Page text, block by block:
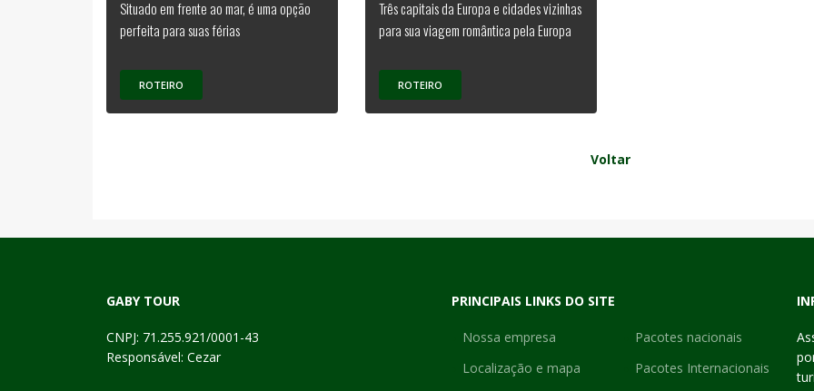
Situado em frente ao mar, é uma opção
perfeita para suas férias
ROTEIRO
Três capitais da Europa e cidades vizinhas
para sua viagem romântica pela Europa
ROTEIRO
Voltar
GABY TOUR
CNPJ: 71.255.921/0001-43
Responsável: Cezar
PRINCIPAIS LINKS DO SITE
Nossa empresa
Localização e mapa
Pacotes nacionais
Pacotes Internacionais